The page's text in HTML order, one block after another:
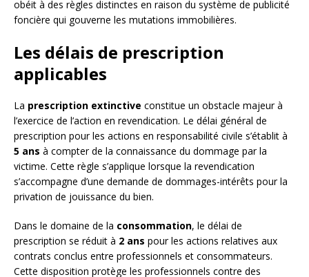
obéit à des règles distinctes en raison du système de publicité
foncière qui gouverne les mutations immobilières.
Les délais de prescription
applicables
La prescription extinctive constitue un obstacle majeur à
l’exercice de l’action en revendication. Le délai général de
prescription pour les actions en responsabilité civile s’établit à
5 ans à compter de la connaissance du dommage par la
victime. Cette règle s’applique lorsque la revendication
s’accompagne d’une demande de dommages-intérêts pour la
privation de jouissance du bien.
Dans le domaine de la consommation, le délai de
prescription se réduit à 2 ans pour les actions relatives aux
contrats conclus entre professionnels et consommateurs.
Cette disposition protège les professionnels contre des